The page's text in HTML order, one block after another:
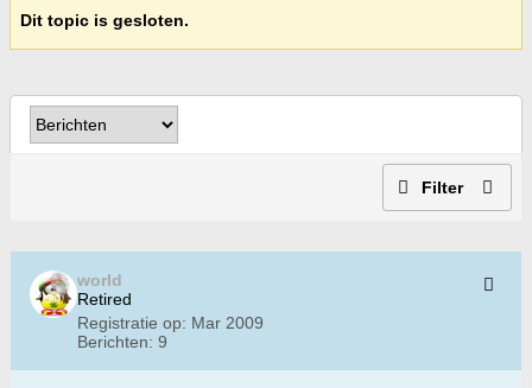
Dit topic is gesloten.
Filter
world
Retired
Registratie op: Mar 2009
Berichten: 9